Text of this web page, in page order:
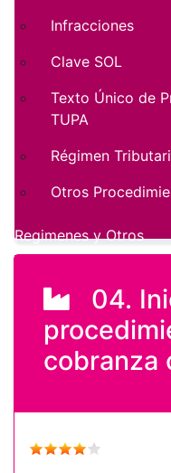
04.
cobranza
Infracciones
Clave SOL
Texto Único de
TUPA
Régimen
Otros
Regimenes y Otros